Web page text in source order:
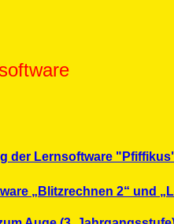
der Lernsoftware
„Blitzrechnen 2“ und